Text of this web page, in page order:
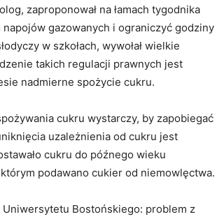
zaproponował na łamach tygodnika
gazowanych i ograniczyć godziny
w szkołach, wywołał wielkie
takich regulacji prawnych jest
nadmierne spożycie cukru.
cukru wystarczy, by zapobiegać
uzależnienia od cukru jest
cukru do późnego wieku
podawano cukier od niemowlęctwa.
Bostońskiego: problem z